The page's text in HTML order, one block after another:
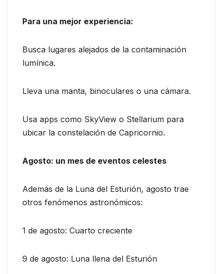
Para una mejor experiencia:
Busca lugares alejados de la contaminación
lumínica.
Lleva una manta, binoculares o una cámara.
Usa apps como SkyView o Stellarium para
ubicar la constelación de Capricornio.
Agosto: un mes de eventos celestes
Además de la Luna del Esturión, agosto trae
otros fenómenos astronómicos:
1 de agosto: Cuarto creciente
9 de agosto: Luna llena del Esturión